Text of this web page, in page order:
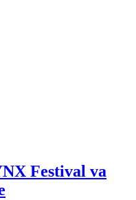
Festival va